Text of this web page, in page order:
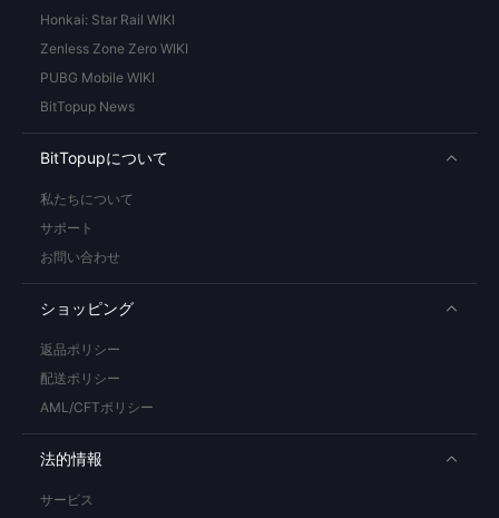
Honkai: Star Rail WIKI
Zenless Zone Zero WIKI
PUBG Mobile WIKI
BitTopup News
BitTopupについて
私たちについて
サポート
お問い合わせ
ショッピング
返品ポリシー
配送ポリシー
AML/CFTポリシー
法的情報
サービス